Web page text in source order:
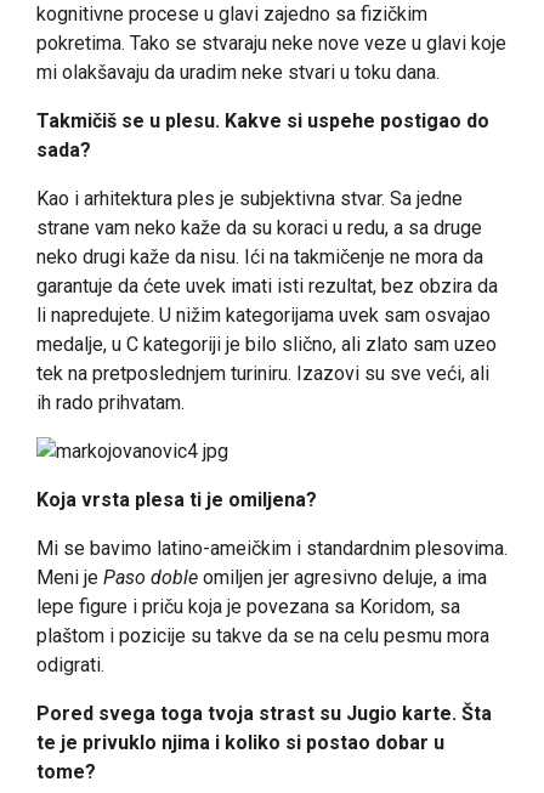
kognitivne procese u glavi zajedno sa fizičkim
pokretima. Tako se stvaraju neke nove veze u glavi koje
mi olakšavaju da uradim neke stvari u toku dana.
Takmičiš se u plesu. Kakve si uspehe postigao do
sada?
Kao i arhitektura ples je subjektivna stvar. Sa jedne
strane vam neko kaže da su koraci u redu, a sa druge
neko drugi kaže da nisu. Ići na takmičenje ne mora da
garantuje da ćete uvek imati isti rezultat, bez obzira da
li napredujete. U nižim kategorijama uvek sam osvajao
medalje, u C kategoriji je bilo slično, ali zlato sam uzeo
tek na pretposlednjem turiniru. Izazovi su sve veći, ali
ih rado prihvatam.
Koja vrsta plesa ti je omiljena?
Mi se bavimo latino-ameičkim i standardnim plesovima.
Meni je Paso doble omiljen jer agresivno deluje, a ima
lepe figure i priču koja je povezana sa Koridom, sa
plaštom i pozicije su takve da se na celu pesmu mora
odigrati.
Pored svega toga tvoja strast su Jugio karte. Šta
te je privuklo njima i koliko si postao dobar u
tome?